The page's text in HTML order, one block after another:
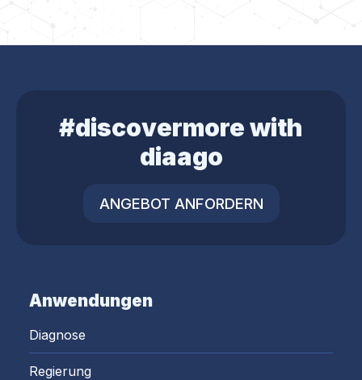
#discovermore with
diaago
ANGEBOT ANFORDERN
Anwendungen
Diagnose
Regierung